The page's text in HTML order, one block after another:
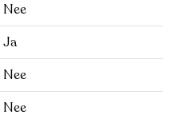
Nee
Ja
Nee
Nee